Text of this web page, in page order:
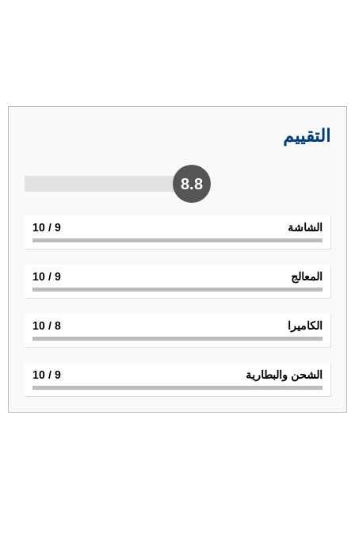
التقييم
8.8
الشاشة 9
/ 10
المعالج 9
/ 10
الكاميرا 8
/ 10
الشحن والبطارية 9
/ 10